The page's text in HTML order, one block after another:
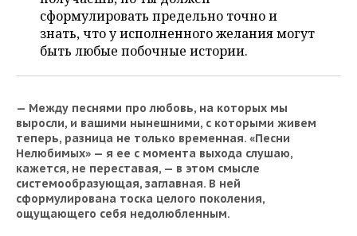
сформулировать предельно точно и
знать, что у исполненного желания могут
быть любые побочные истории.
— Между песнями про любовь, на которых мы
выросли, и вашими нынешними, с которыми живем
теперь, разница не только временная. «Песни
Нелюбимых» — я ее с момента выхода слушаю,
кажется, не переставая, — в этом смысле
системообразующая, заглавная. В ней
сформулирована тоска целого поколения,
ощущающего себя недолюбленным.